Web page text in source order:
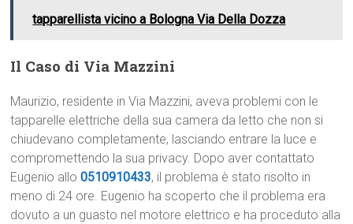
tapparellista vicino a Bologna Via Della Dozza
Il Caso di Via Mazzini
Maurizio, residente in Via Mazzini, aveva problemi con le
tapparelle elettriche della sua camera da letto che non si
chiudevano completamente, lasciando entrare la luce e
compromettendo la sua privacy. Dopo aver contattato
Eugenio allo0510910433, il problema è stato risolto in
meno di 24 ore. Eugenio ha scoperto che il problema era
dovuto a un guasto nel motore elettrico e ha proceduto alla